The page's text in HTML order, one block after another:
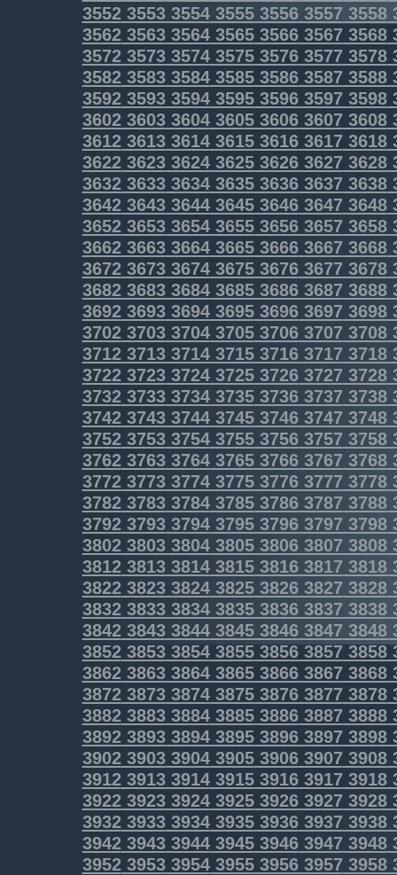
355235533554355535563557 3558
3562356335643565356635673568
3572357335743575357635773578
3582358335843585358635873588
3592359335943595359635973598
3602360336043605360636073608
3612361336143615361636173618
3622362336243625362636273628
3632363336343635363636373638
3642364336443645364636473648
3652365336543655365636573658
3662366336643665366636673668
3672367336743675367636773678
3682368336843685368636873688
3692369336943695369636973698
370237033704370537063707 3708
371237133714371537163717 3718
372237233724372537263727 3728
373237333734373537363737 3738
374237433744374537463747 3748
375237533754375537563757 3758
376237633764376537663767 3768
377237733774377537763777 3778
378237833784378537863787 3788
379237933794379537963797 3798
380238033804380538063807 3808
381238133814381538163817 3818
382238233824382538263827 3828
383238333834383538363837 3838
384238433844384538463847 3848
3852385338543855385638573858
3862386338643865386638673868
3872387338743875387638773878
3882388338843885388638873888
3892389338943895389638973898
3902390339043905390639073908
3912391339143915391639173918
3922392339243925392639273928
3932393339343935393639373938
3942394339443945394639473948
3952395339543955395639573958